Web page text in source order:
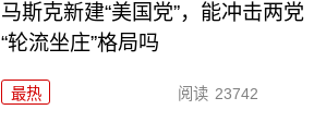
马斯克新建“美国党”，能冲击两党
“轮流坐庄”格局吗
最热 阅读 23742